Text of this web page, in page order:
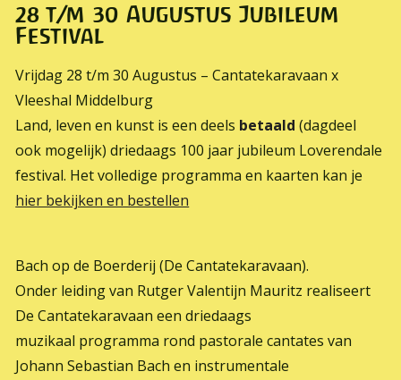
28 t/m 30 Augustus Jubileum
Festival
Vrijdag 28 t/m 30 Augustus – Cantatekaravaan x
Vleeshal Middelburg
Land, leven en kunst is een deels betaald(dagdeel
ook mogelijk) driedaags 100 jaar jubileum Loverendale
festival. Het volledige programma en kaarten kan je
hier bekijken en bestellen
Bach op de Boerderij (De Cantatekaravaan).
Onder leiding van Rutger Valentijn Mauritz realiseert
De Cantatekaravaan een driedaags
muzikaal programma rond pastorale cantates van
Johann Sebastian Bach en instrumentale